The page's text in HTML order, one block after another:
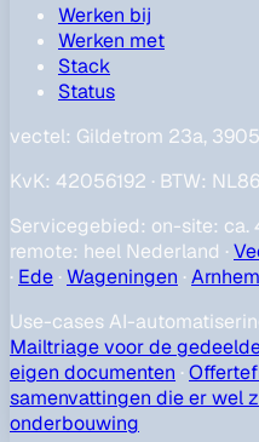
Werken bij
Werken met
Stack
Status
vectel: Gildetrom 23a,
KvK: 42056192 · BTW:
Servicegebied: on-site: ca.
remote: heel Nederland ·
· Ede ·Wageningen ·Arnhem
Use-cases AI-
Mailtriage voor de
eigen documenten ·
samenvattingen die er wel
onderbouwing